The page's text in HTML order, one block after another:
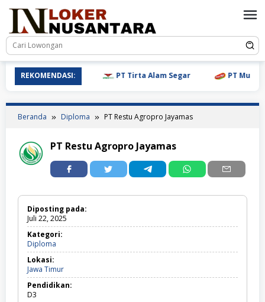
REKOMENDASI: PT Tirta Alam Segar PT Mulia
Beranda Diploma PT Restu Agropro Jayamas
PT Restu Agropro Jayamas
Diposting pada:
Juli 22, 2025
Kategori:
Diploma
Lokasi:
Jawa TimurJawa
Timur
Pendidikan:
D3